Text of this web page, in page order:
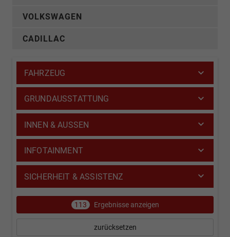
VOLKSWAGEN
CADILLAC
FAHRZEUG
GRUNDAUSSTATTUNG
INNEN & AUSSEN
INFOTAINMENT
SICHERHEIT & ASSISTENZ
113 Ergebnisse anzeigen
zurücksetzen